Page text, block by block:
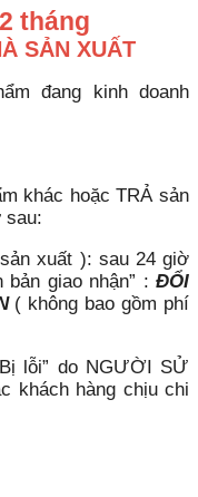
tháng
SẢN XUẤT
đang kinh doanh
khác hoặc TRẢ sản
sau:
xuất ): sau 24 giờ
giao nhận” : ĐỔI
( không bao gồm phí
lỗi” do NGƯỜI SỬ
khách hàng chịu chi